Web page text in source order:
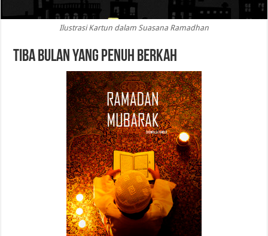
Ilustrasi Kartun dalam Suasana Ramadhan
Tiba Bulan yang Penuh Berkah